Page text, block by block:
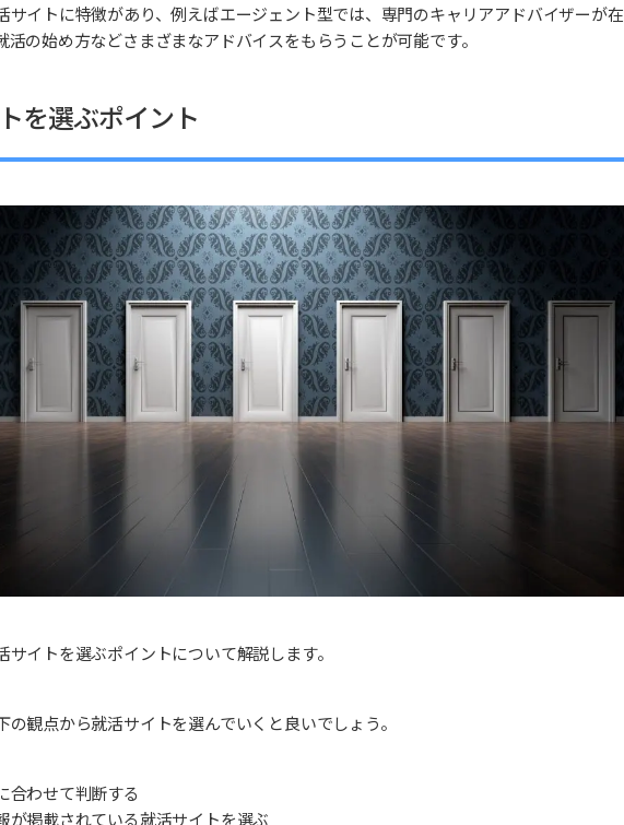
サイトに特徴があり、例えばエージェント型では、専門のキャリアアドバイザーが在
活の始め方などさまざまなアドバイスをもらうことが可能です。
を選ぶポイント
サイトを選ぶポイントについて解説します。
の観点から就活サイトを選んでいくと良いでしょう。
合わせて判断する
が掲載されている就活サイトを選ぶ